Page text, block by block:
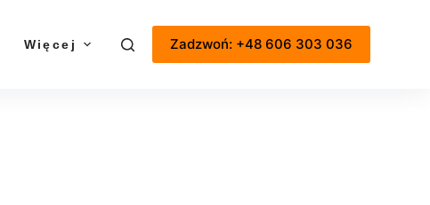
Więcej Zadzwoń: +48 606 303 036